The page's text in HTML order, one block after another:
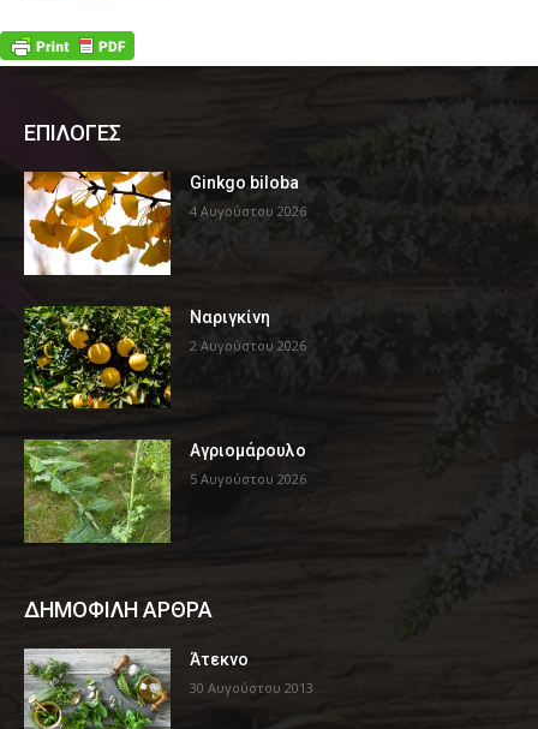
ΕΠΙΛΟΓΕΣ
Ginkgo biloba
4 Αυγούστου 2026
Ναριγκίνη
2 Αυγούστου 2026
Αγριομάρουλο
5 Αυγούστου 2026
ΔΗΜΟΦΙΛΗ ΑΡΘΡΑ
Άτεκνο
30 Αυγούστου 2013